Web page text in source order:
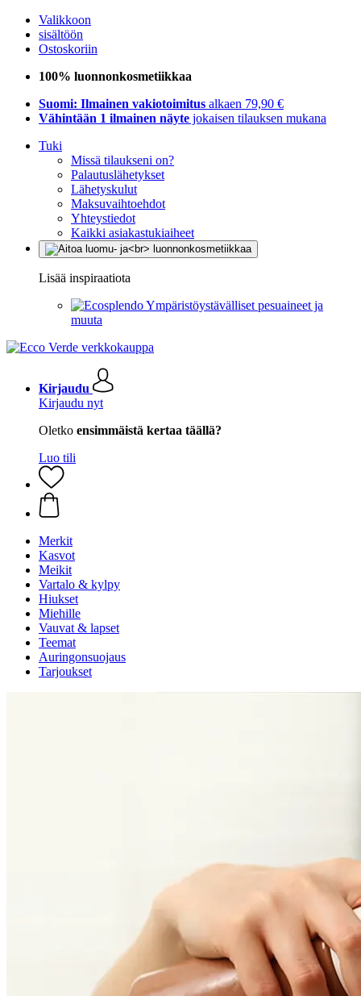
Valikkoon
sisältöön
Ostoskoriin
100% luonnonkosmetiikkaa
Suomi: Ilmainen vakiotoimitus alkaen 79,90 €
Vähintään 1 ilmainen näyte jokaisen tilauksen mukana
Tuki
Missä tilaukseni on?
Palautuslähetykset
Lähetyskulut
Maksuvaihtoehdot
Yhteystiedot
Kaikki asiakastukiaiheet
Lisää inspiraatiota
Ympäristöystävälliset pesuaineet ja
muuta
Kirjaudu
Kirjaudu nyt
Oletko ensimmäistä kertaa täällä?
Luo tili
Merkit
Kasvot
Meikit
Vartalo & kylpy
Hiukset
Miehille
Vauvat & lapset
Teemat
Auringonsuojaus
Tarjoukset